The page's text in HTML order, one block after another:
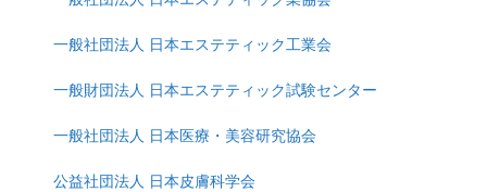
一般社団法人 日本エステティック工業会
一般財団法人 日本エステティック試験センター
一般社団法人 日本医療・美容研究協会
公益社団法人 日本皮膚科学会